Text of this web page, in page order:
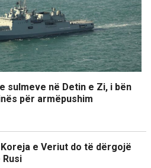
sulmeve në Detin e Zi, i bën
për armëpushim
e Veriut do të dërgojë
Rusi